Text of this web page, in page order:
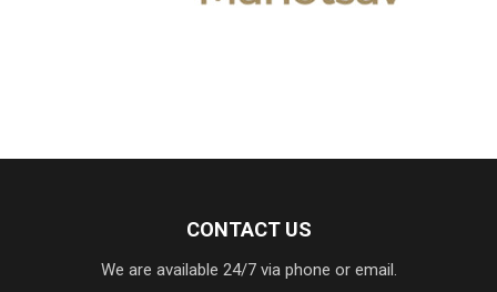
CONTACT US
We are available 24/7 via phone or email.